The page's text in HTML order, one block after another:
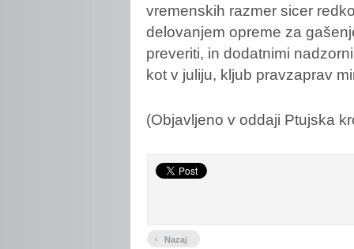
vremenskih razmer sicer
delovanjem opreme za
preveriti, in dodatnimi
kot v juliju, kljub pravzaprav
(Objavljeno v oddaji Ptujska
‹ Nazaj